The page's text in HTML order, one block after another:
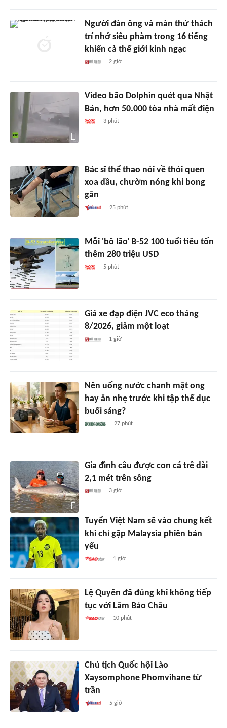
Người đàn ông và màn thử thách
trí nhớ siêu phàm trong 16 tiếng
khiến cả thế giới kinh ngạc
2 giờ
Video bão Dolphin quét qua Nhật
Bản, hơn 50.000 tòa nhà mất điện
3 phút
Bác sĩ thể thao nói về thói quen
xoa dầu, chườm nóng khi bong
gân
25 phút
Mỗi 'bô lão' B-52 100 tuổi tiêu tốn
thêm 280 triệu USD
5 phút
Giá xe đạp điện JVC eco tháng
8/2026, giảm một loạt
1 giờ
Nên uống nước chanh mật ong
hay ăn nhẹ trước khi tập thể dục
buổi sáng?
27 phút
Gia đình câu được con cá trê dài
2,1 mét trên sông
3 giờ
Tuyển Việt Nam sẽ vào chung kết
khi chỉ gặp Malaysia phiên bản
yếu
1 giờ
Lệ Quyên đã đúng khi không tiếp
tục với Lâm Bảo Châu
10 phút
Chủ tịch Quốc hội Lào
Xaysomphone Phomvihane từ
trần
5 giờ